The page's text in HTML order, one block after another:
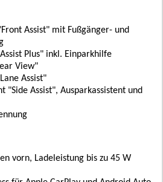
Assist" mit Fußgänger- und
Plus" inkl. Einparkhilfe
View"
Assist"
"Side Assist", Ausparkassistent und
vorn, Ladeleistung bis zu 45 W